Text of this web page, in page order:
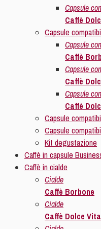
Capsule
Caffè
Capsule
Capsule
Caffè
Capsule
Caffè
Capsule
Caffè
Capsule
Capsule
Kit degustazione
Caffè in capsule
Caffè in cialde
Cialde
Caffè Borbone
Cialde
Caffè Dolce Vita